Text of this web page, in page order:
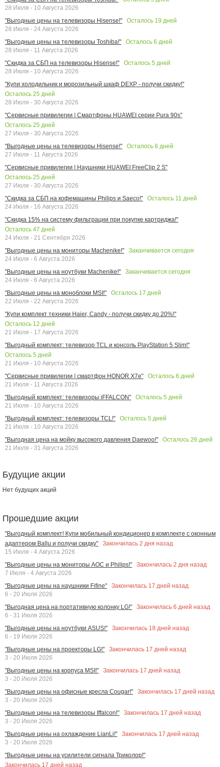
28 Июля - 10 Августа 2026
"Выгодные цены на телевизоры Hisense!"
Осталось 19 дней
28 Июля - 24 Августа 2026
"Выгодные цены на телевизоры Toshiba!"
Осталось 6 дней
28 Июля - 11 Августа 2026
"Скидка за СБП на телевизоры Hisense!"
Осталось 5 дней
28 Июля - 10 Августа 2026
"Купи холодильник и морозильный шкаф DEXP - получи скидку!"
Осталось 25 дней
28 Июля - 30 Августа 2026
"Сервисные привилегии | Смартфоны HUAWEI серии Pura 90s"
Осталось 25 дней
27 Июля - 30 Августа 2026
"Выгодные цены на телевизоры Hisense!"
Осталось 6 дней
27 Июля - 11 Августа 2026
"Сервисные привилегии | Наушники HUAWEI FreeClip 2 S"
Осталось 25 дней
27 Июля - 30 Августа 2026
"Скидка за СБП на кофемашины Philips и Saeco!"
Осталось 11 дней
24 Июля - 16 Августа 2026
"Скидка 15% на систему фильтрации при покупке картриджа!"
Осталось 47 дней
24 Июля - 21 Сентября 2026
"Выгодные цены на мониторы Machenike!"
Заканчивается сегодня
24 Июля - 6 Августа 2026
"Выгодные цены на ноутбуки Machenike!"
Заканчивается сегодня
24 Июля - 6 Августа 2026
"Выгодные цены на моноблоки MSI!"
Осталось 17 дней
22 Июля - 22 Августа 2026
"Купи комплект техники Haier, Candy - получи скидку до 20%!"
Осталось 12 дней
21 Июля - 17 Августа 2026
"Выгодный комплект: телевизор TCL и консоль PlayStation 5 Slim!"
Осталось 5 дней
21 Июля - 10 Августа 2026
"Сервисные привилегии | смартфон HONOR X7e"
Осталось 6 дней
21 Июля - 11 Августа 2026
"Выгодный комплект: телевизоры iFFALCON"
Осталось 5 дней
21 Июля - 10 Августа 2026
"Выгодный комплект: телевизоры TCL!"
Осталось 5 дней
21 Июля - 10 Августа 2026
"Выгодная цена на мойку высокого давления Daewoo!"
Осталось 26 дней
21 Июля - 31 Августа 2026
Будущие акции
Нет будущих акций
Прошедшие акции
"Выгодный комплект! Купи мобильный кондиционер в комплекте с оконным
адаптером Ballu и получи скидку"
Закончилась 2 дня назад
15 Июля - 4 Августа 2026
"Выгодные цены на мониторы AOC и Philips!"
Закончилась 2 дня назад
7 Июля - 4 Августа 2026
"Выгодные цены на наушники Fifine"
Закончилась 17 дней назад
6 - 20 Июля 2026
"Выгодная цена на портативную колонку LG!"
Закончилась 6 дней назад
6 - 31 Июля 2026
"Выгодные цены на ноутбуки ASUS!"
Закончилась 18 дней назад
6 - 19 Июля 2026
"Выгодные цены на проекторы LG!"
Закончилась 17 дней назад
3 - 20 Июля 2026
"Выгодные цены на корпуса MSI!"
Закончилась 17 дней назад
3 - 20 Июля 2026
"Выгодные цены на офисные кресла Cougar!"
Закончилась 17 дней назад
3 - 20 Июля 2026
"Выгодные цены на телевизоры Iffalcon!"
Закончилась 17 дней назад
3 - 20 Июля 2026
"Выгодные цены на охлаждение LianLi!"
Закончилась 17 дней назад
3 - 20 Июля 2026
"Выгодные цены на усилители сигнала Триколор!"
Закончилась 17 дней назад